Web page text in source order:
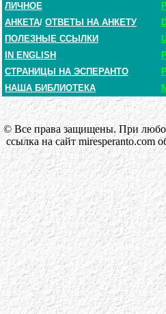
ЛИЧНОЕ
АНКЕТА/ ОТВЕТЫ НА АНКЕТУ
ПОЛЕЗНЫЕ ССЫЛКИ
IN ENGLISH
СТРАНИЦЫ НА ЭСПЕРАНТО
НАША БИБЛИОТЕКА
© Все права защищены. При
ссылка на сайт miresperanto.com